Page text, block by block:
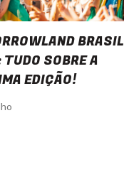
BRASIL
SOBRE A
EDIÇÃO!